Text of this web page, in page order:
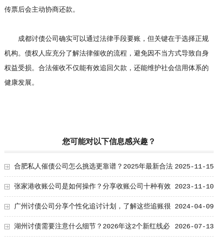
传票后会主动协商还款。
成都讨债公司确实可以通过法律手段要账，但关键在于选择正规
机构。债权人应充分了解法律催收的流程，避免因不当方式导致自身
权益受损。合法催收不仅能有效追回欠款，还能维护社会信用体系的
健康发展。
您可能对以下信息感兴趣？
2025-11-15
合肥私人催债公司怎么挑选更靠谱？2025年最新合法
追讨欠款的六大方法 2023-11-10
张家港收账公司是如何操作？分享收账公司十种有效
技巧 2024-04-09
广州讨债公司分享个性化追讨计划，了解这些追账很
轻松！ 2026-07-13
湖州讨债需要注意什么细节？2026年这2个新红线必